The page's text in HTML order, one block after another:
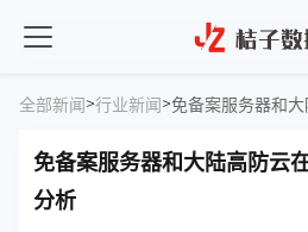
全部新闻>行业新闻>免备案服务器和
免备案服务器和大陆高防云
分析